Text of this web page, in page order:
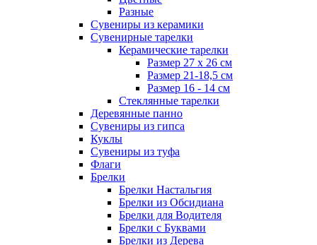
Разные
Сувениры из керамики
Сувенирные тарелки
Керамические тарелки
Размер 27 х 26 см
Размер 21-18,5 см
Размер 16 - 14 см
Стеклянные тарелки
Деревянные панно
Сувениры из гипса
Куклы
Сувениры из туфа
Флаги
Брелки
Брелки Настальгия
Брелки из Обсидиана
Брелки для Водителя
Брелки с Буквами
Брелки из Дерева